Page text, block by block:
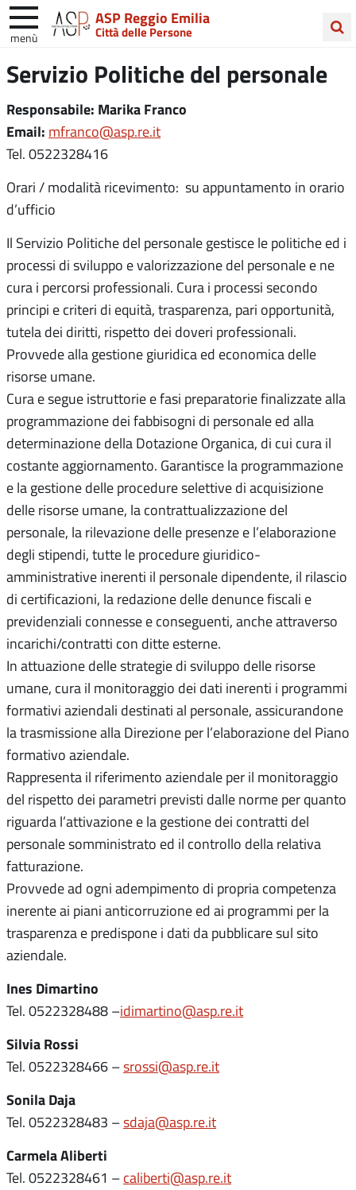
ASP Reggio Emilia
Città delle Persone
menù
nel
sito
Servizio Politiche del personale
Responsabile: Marika Franco
Email: mfranco@asp.re.it
Tel. 0522328416
Orari / modalità ricevimento: su appuntamento in orario
d’ufficio
Il Servizio Politiche del personale gestisce le politiche ed i
processi di sviluppo e valorizzazione del personale e ne
cura i percorsi professionali. Cura i processi secondo
principi e criteri di equità, trasparenza, pari opportunità,
tutela dei diritti, rispetto dei doveri professionali.
Provvede alla gestione giuridica ed economica delle
risorse umane.
Cura e segue istruttorie e fasi preparatorie finalizzate alla
programmazione dei fabbisogni di personale ed alla
determinazione della Dotazione Organica, di cui cura il
costante aggiornamento. Garantisce la programmazione
e la gestione delle procedure selettive di acquisizione
delle risorse umane, la contrattualizzazione del
personale, la rilevazione delle presenze e l’elaborazione
degli stipendi, tutte le procedure giuridico-
amministrative inerenti il personale dipendente, il rilascio
di certificazioni, la redazione delle denunce fiscali e
previdenziali connesse e conseguenti, anche attraverso
incarichi/contratti con ditte esterne.
In attuazione delle strategie di sviluppo delle risorse
umane, cura il monitoraggio dei dati inerenti i programmi
formativi aziendali destinati al personale, assicurandone
la trasmissione alla Direzione per l’elaborazione del Piano
formativo aziendale.
Rappresenta il riferimento aziendale per il monitoraggio
del rispetto dei parametri previsti dalle norme per quanto
riguarda l’attivazione e la gestione dei contratti del
personale somministrato ed il controllo della relativa
fatturazione.
Provvede ad ogni adempimento di propria competenza
inerente ai piani anticorruzione ed ai programmi per la
trasparenza e predispone i dati da pubblicare sul sito
aziendale.
Ines Dimartino
Tel. 0522328488 –idimartino@asp.re.it
Silvia Rossi
Tel. 0522328466 –srossi@asp.re.it
Sonila Daja
Tel. 0522328483 –sdaja@asp.re.it
Carmela Aliberti
Tel. 0522328461 – caliberti@asp.re.it